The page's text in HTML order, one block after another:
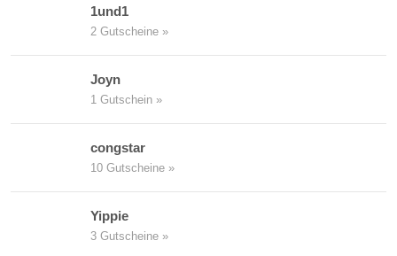
1und1
2 Gutscheine »
Joyn
1 Gutschein »
congstar
10 Gutscheine »
Yippie
3 Gutscheine »